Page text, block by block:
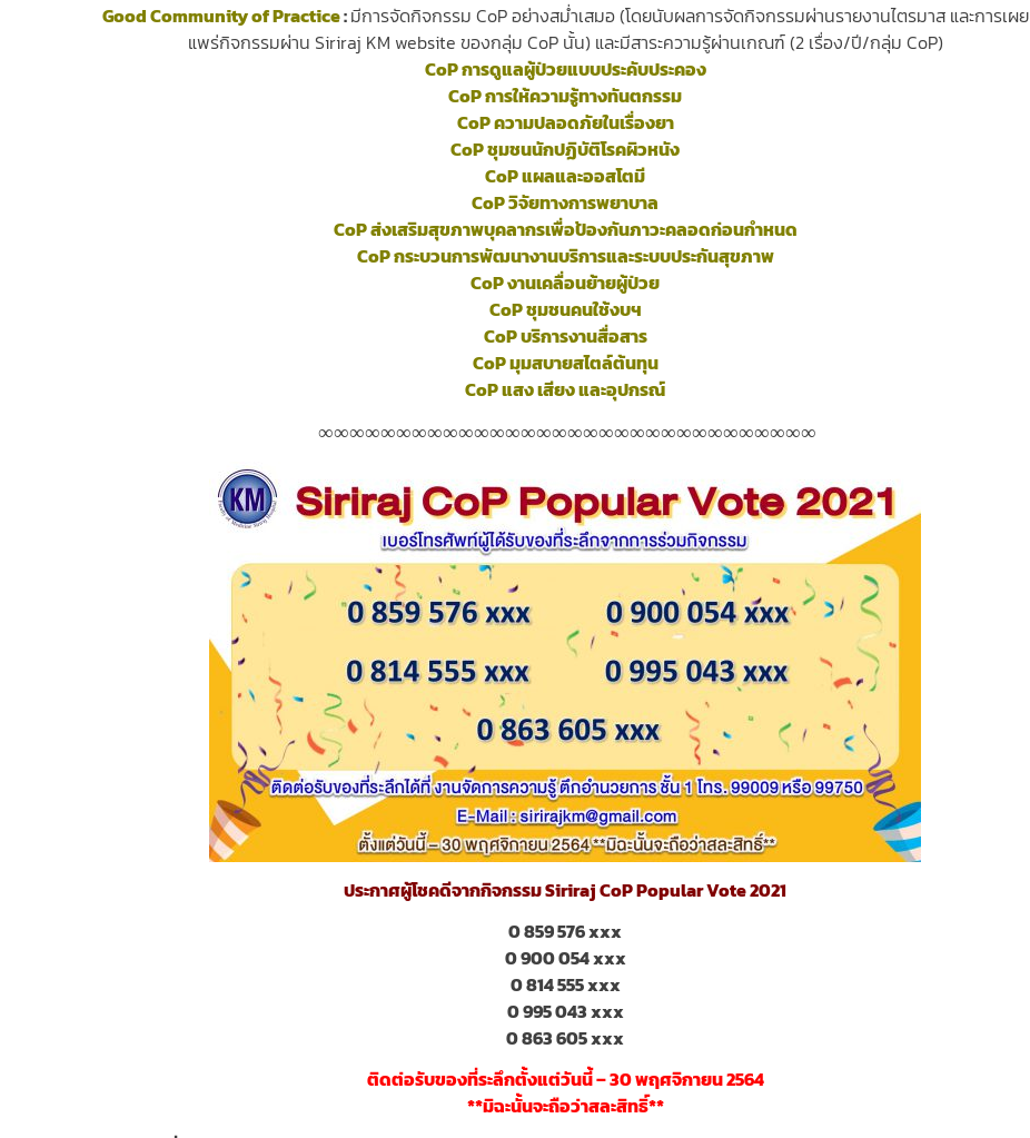
Good Community of Practice:มีการจัดกิจกรรม CoP อย่างสม่ำเสมอ (โดยนับผลการจัดกิจกรรมผ่านรายงานไตรมาส และการเผย
แพร่กิจกรรมผ่าน Siriraj KM website ของกลุ่ม CoP นั้น) และมีสาระความรู้ผ่านเกณฑ์ (2 เรื่อง/ปี/กลุ่ม CoP)
CoP การดูแลผู้ป่วยแบบประคับประคอง
CoP การให้ความรู้ทางทันตกรรม
CoP ความปลอดภัยในเรื่องยา
CoP ชุมชนนักปฏิบัติโรคผิวหนัง
CoP แผลและออสโตมี
CoP วิจัยทางการพยาบาล
CoP ส่งเสริมสุขภาพบุคลากรเพื่อป้องกันภาวะคลอดก่อนกำหนด
CoP กระบวนการพัฒนางานบริการและระบบประกันสุขภาพ
CoP งานเคลื่อนย้ายผู้ป่วย
CoP ชุมชนคนใช้งบฯ
CoP บริการงานสื่อสาร
CoP มุมสบายสไตล์ต้นทุน
CoP แสง เสียง และอุปกรณ์
∞∞∞∞∞∞∞∞∞∞∞∞∞∞∞∞∞∞∞∞∞∞∞∞∞∞∞∞∞∞∞∞
ประกาศผู้โชคดีจากกิจกรรม Siriraj CoP Popular Vote 2021
0 859 576 xxx
0 900 054 xxx
0 814 555 xxx
0 995 043 xxx
0 863 605 xxx
ติดต่อรับของที่ระลึกตั้งแต่วันนี้ – 30 พฤศจิกายน 2564
**มิฉะนั้นจะถือว่าสละสิทธิ์**